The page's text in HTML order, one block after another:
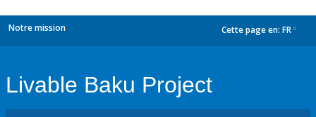
Notre mission Cette page en: FR
Livable Baku Project